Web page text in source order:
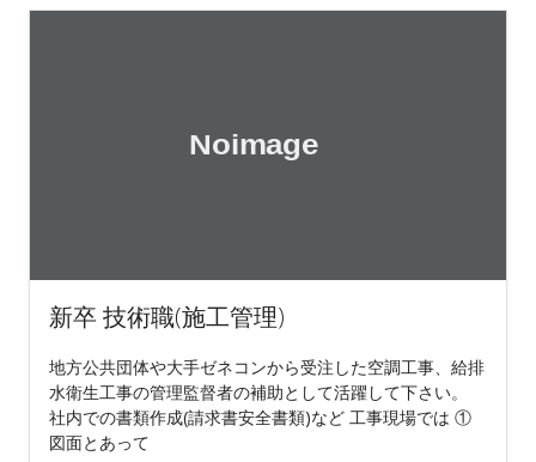
新卒 技術職(施工管理)
地方公共団体や大手ゼネコンから受注した空調工事、給排
水衛生工事の管理監督者の補助として活躍して下さい。
社内での書類作成(請求書安全書類)など 工事現場では ①
図面とあって